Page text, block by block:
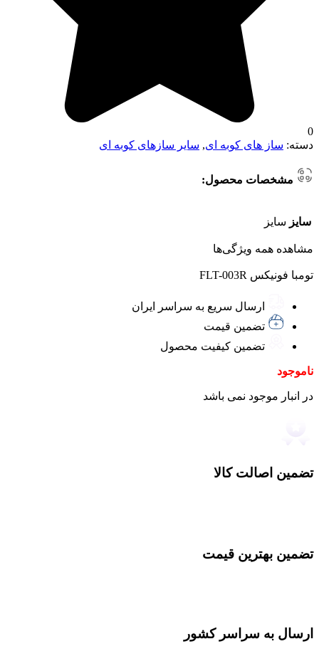
0
دسته: ساز های کوبه ای, سایر سازهای کوبه ای
مشخصات محصول:
سایز سایز
مشاهده همه ویژگی‌ها
تومبا فونیکس FLT-003R
ارسال سریع به سراسر ایران
تضمین قیمت
تضمین کیفیت محصول
ناموجود
در انبار موجود نمی باشد
تضمین اصالت کالا
تضمین بهترین قیمت
ارسال به سراسر کشور